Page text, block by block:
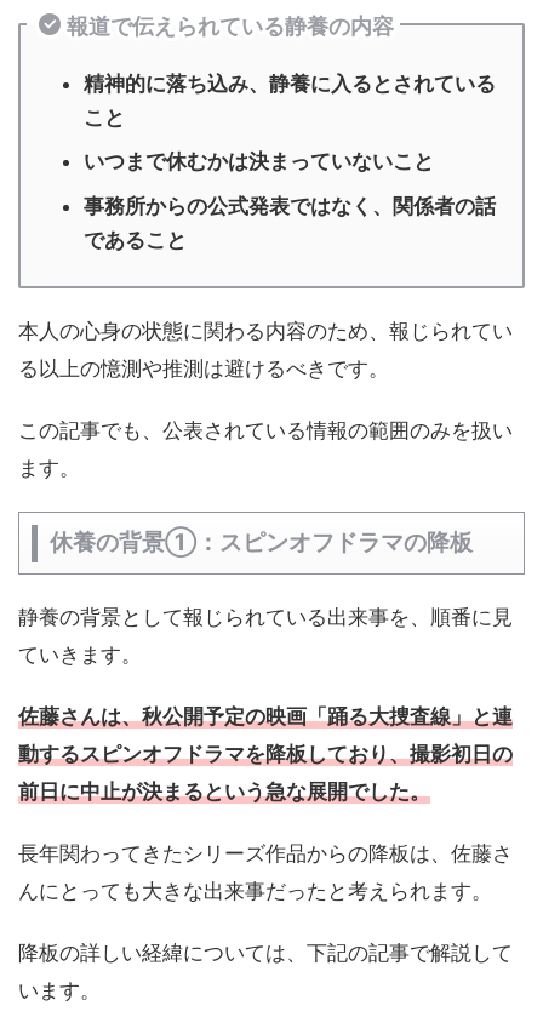
報道で伝えられている静養の内容
精神的に落ち込み、静養に入るとされている
こと
いつまで休むかは決まっていないこと
事務所からの公式発表ではなく、関係者の話
であること
本人の心身の状態に関わる内容のため、報じられてい
る以上の憶測や推測は避けるべきです。
この記事でも、公表されている情報の範囲のみを扱い
ます。
休養の背景①：スピンオフドラマの降板
静養の背景として報じられている出来事を、順番に見
ていきます。
佐藤さんは、秋公開予定の映画「踊る大捜査線」と連
動するスピンオフドラマを降板しており、撮影初日の
前日に中止が決まるという急な展開でした。
長年関わってきたシリーズ作品からの降板は、佐藤さ
んにとっても大きな出来事だったと考えられます。
降板の詳しい経緯については、下記の記事で解説して
います。